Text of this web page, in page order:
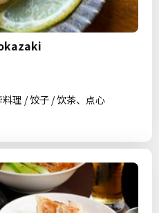
理 / 饺子 / 饮茶、点心